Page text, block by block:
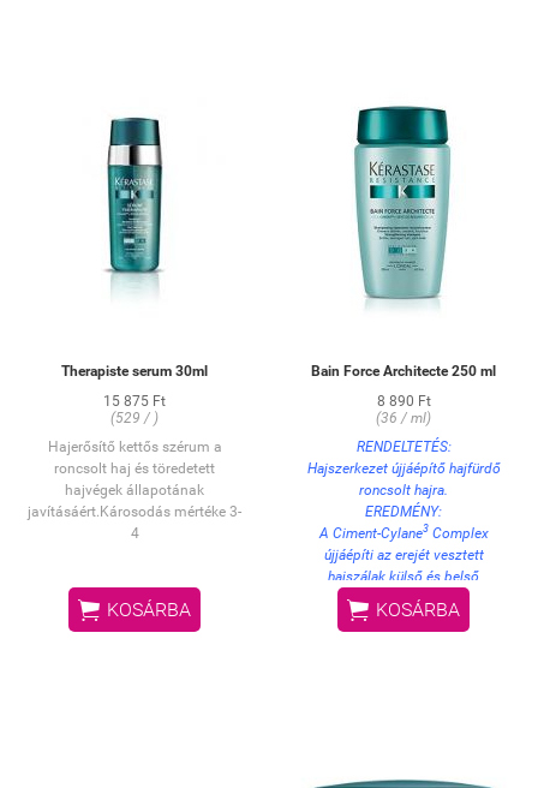
1-2 mogyorónyi terméket vigyen
fel tincsenként a megmosott,
törülközőszáraz hajra. Finoman
masszírozza bele a hajszálakba,
majd ritka fogú fésűvel
kíméletesen fésülje át a haját. NEM
KIÖBLÍTENDŐ! Körkefe
segítségével szárítsa meg haját.
Vagy formázza hajvasalóval:
azt (180°C az ideális
hőmérséklet). Lassú, folyamatos
mozdulatokkal dolgozzon
tincsenként (kb. 3 cm
szélességben). Vasalja át
mindegyik tincset maximum
kétszer.
Therapiste serum 30ml
15 875 Ft
(529 / )
Hajerősítő kettős szérum a
roncsolt haj és töredetett
hajvégek állapotának
javításáért. Károsodás mértéke 3-
4
 KOSÁRBA
Bain Force Architecte 250 ml
8 890 Ft
(36 / ml)
RENDELTETÉS:
Hajszerkezet újjáépítő hajfürdő
roncsolt hajra.
EREDMÉNY:
A Ciment-Cylane3Complex
újjáépíti az erejét vesztett
hajszálak külső és belső
szerkezetét, ezáltal helyreállítja a
haj felépítését, és visszaadja
 KOSÁRBA